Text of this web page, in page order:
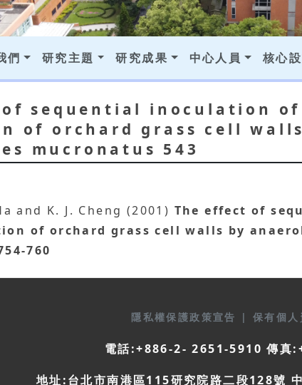
們 研究主題 研究成果 中心人員 核心
sequential inoculation
of orchard grass cell
mucronatus 543
and K. J. Cheng (2001) The effect of
of orchard grass cell walls by
760
隱私權保護政策宣告 | 保有個人
電話:+886-2- 2651-5910 傳真
地址:台北市南港區115研究院路二段128號